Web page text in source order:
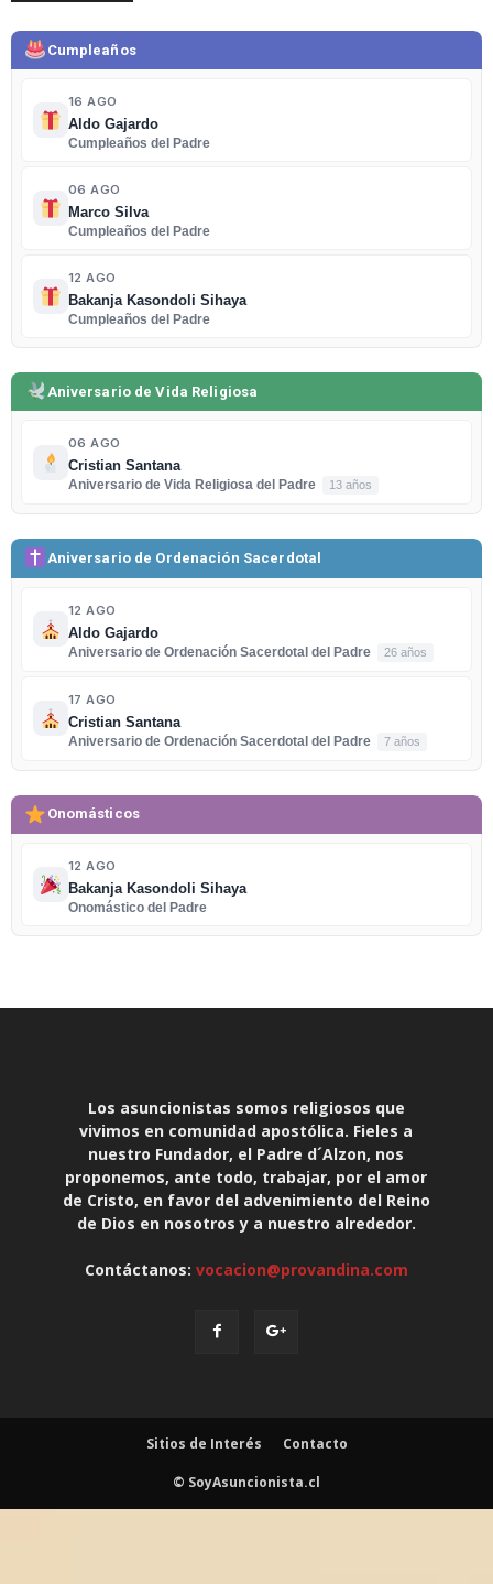
Cumpleaños
16 AGO
Aldo Gajardo
Cumpleaños del Padre
06 AGO
Marco Silva
Cumpleaños del Padre
12 AGO
Bakanja Kasondoli Sihaya
Cumpleaños del Padre
Aniversario de Vida Religiosa
06 AGO
Cristian Santana
Aniversario de Vida Religiosa del Padre
13 años
Aniversario de Ordenación Sacerdotal
12 AGO
Aldo Gajardo
Aniversario de Ordenación Sacerdotal del Padre
26 años
17 AGO
Cristian Santana
Aniversario de Ordenación Sacerdotal del Padre
7 años
Onomásticos
12 AGO
Bakanja Kasondoli Sihaya
Onomástico del Padre
Los asuncionistas somos religiosos que
vivimos en comunidad apostólica. Fieles a
nuestro Fundador, el Padre d´Alzon, nos
proponemos, ante todo, trabajar, por el amor
de Cristo, en favor del advenimiento del Reino
de Dios en nosotros y a nuestro alrededor.
Contáctanos: vocacion@provandina.com
Sitios de Interés Contacto
© SoyAsuncionista.cl